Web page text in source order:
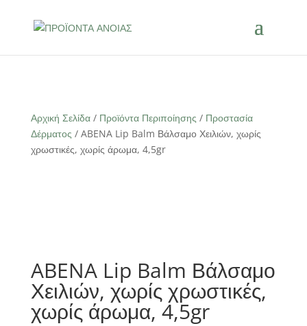
Αρχική Σελίδα/ Προϊόντα Περιποίησης / Προστασία
Δέρματος / ABENA Lip Balm Βάλσαμο Χειλιών, χωρίς
χρωστικές, χωρίς άρωμα, 4,5gr
ABENA Lip Balm Βάλσαμο
Χειλιών, χωρίς χρωστικές,
χωρίς άρωμα, 4,5gr